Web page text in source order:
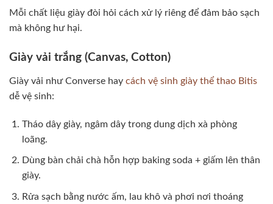
Mỗi chất liệu giày đòi hỏi cách xử lý riêng để đảm bảo sạch
mà không hư hại.
Giày vải trắng (Canvas, Cotton)
Giày vải như Converse hay cách vệ sinh giày thể thao Bitis
dễ vệ sinh:
Tháo dây giày, ngâm dây trong dung dịch xà phòng
loãng.
Dùng bàn chải chà hỗn hợp baking soda + giấm lên thân
giày.
Rửa sạch bằng nước ấm, lau khô và phơi nơi thoáng